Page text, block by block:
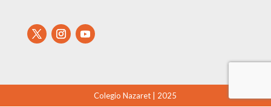
Colegio Nazaret | 2025